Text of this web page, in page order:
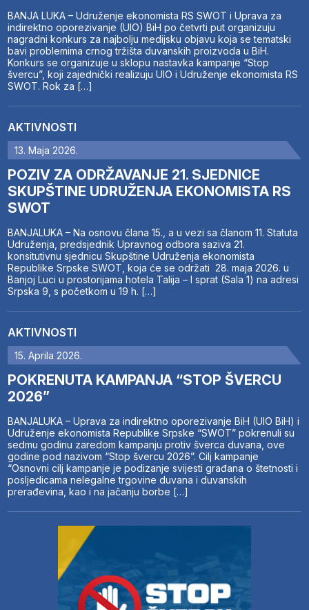
BANJA LUKA – Udruženje ekonomista RS SWOT i Uprava za
indirektno oporezivanje (UIO) BiH po četvrti put organizuju
nagradni konkurs za najbolju medijsku objavu koja se tematski
bavi problemima crnog tržišta duvanskih proizvoda u BiH.
Konkurs se organizuje u sklopu nastavka kampanje “Stop
švercu”, koji zajednički realizuju UIO i Udruženje ekonomista RS
SWOT. Rok za […]
AKTIVNOSTI
13. Maja 2026.
POZIV ZA ODRŽAVANJE 21. SJEDNICE
SKUPŠTINE UDRUŽENJA EKONOMISTA RS
SWOT
BANJALUKA – Na osnovu člana 15., a u vezi sa članom 11. Statuta
Udruženja, predsjednik Upravnog odbora saziva 21.
konsitutivnu sjednicu Skupštine Udruženja ekonomista
Republike Srpske SWOT, koja će se održati 28. maja 2026. u
Banjoj Luci u prostorijama hotela Talija – I sprat (Sala 1) na adresi
Srpska 9, s početkom u 19 h. […]
AKTIVNOSTI
15. Aprila 2026.
POKRENUTA KAMPANJA “STOP ŠVERCU
2026”
BANJALUKA – Uprava za indirektno oporezivanje BiH (UIO BiH) i
Udruženje ekonomista Republike Srpske “SWOT” pokrenuli su
sedmu godinu zaredom kampanju protiv šverca duvana, ove
godine pod nazivom “Stop švercu 2026”. Cilj kampanje
“Osnovni cilj kampanje je podizanje svijesti građana o štetnosti i
posljedicama nelegalne trgovine duvana i duvanskih
prerađevina, kao i na jačanju borbe […]